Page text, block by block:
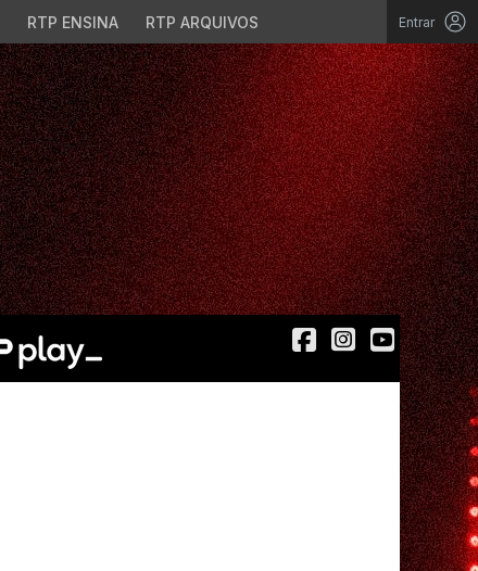
RTP ENSINA RTP ARQUIVOS Entrar